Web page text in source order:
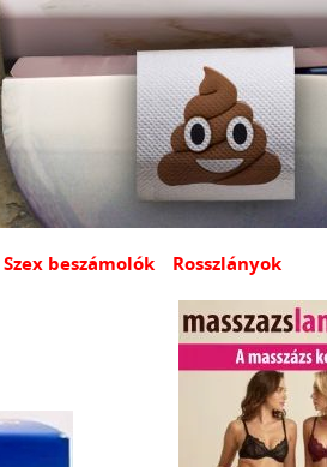
Szex beszámolók Rosszlányok